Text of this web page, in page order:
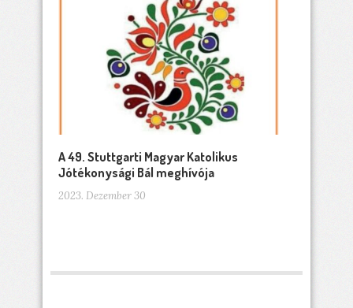
A 49. Stuttgarti Magyar Katolikus
Jótékonysági Bál meghívója
2023. Dezember 30